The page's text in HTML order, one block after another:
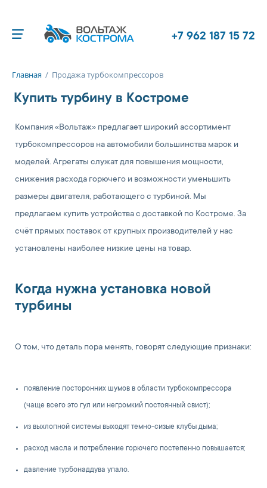
+7 962 187 15 72
Главная / Продажа турбокомпрессоров
Купить турбину в Костроме
Компания «Вольтаж» предлагает широкий ассортимент
турбокомпрессоров на автомобили большинства марок и
моделей. Агрегаты служат для повышения мощности,
снижения расхода горючего и возможности уменьшить
размеры двигателя, работающего с турбиной. Мы
предлагаем купить устройства с доставкой по Костроме. За
счёт прямых поставок от крупных производителей у нас
установлены наиболее низкие цены на товар.
Когда нужна установка новой
турбины
О том, что деталь пора менять, говорят следующие признаки:
появление посторонних шумов в области турбокомпрессора
(чаще всего это гул или негромкий постоянный свист);
из выхлопной системы выходят темно-сизые клубы дыма;
расход масла и потребление горючего постепенно повышается;
давление турбонаддува упало.